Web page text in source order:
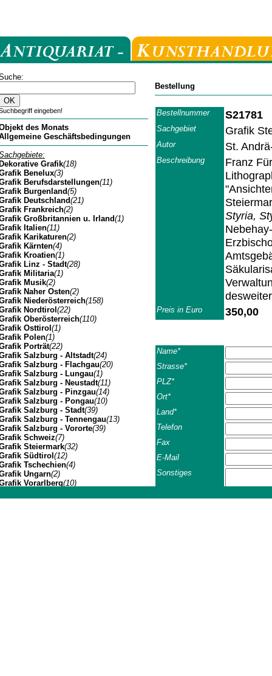
eingeben!
des Monats
Geschäftsbedingungen
Grafik(18)
Benelux(3)
Berufsdarstellungen(11)
Burgenland(5)
Deutschland(21)
Frankreich(2)
Großbritannien u. Irland(1)
Italien(11)
Karikaturen(2)
Kärnten(4)
Kroatien(1)
Linz - Stadt(28)
Militaria(1)
Musik(2)
Naher Osten(2)
Niederösterreich(158)
Nordtirol (22)
Oberösterreich(110)
Osttirol (1)
Polen(1)
Porträt(22)
Salzburg - Altstadt(24)
Salzburg - Flachgau(20)
Salzburg - Lungau(1)
Salzburg - Neustadt(11)
Salzburg - Pinzgau(14)
Salzburg - Pongau(10)
Salzburg - Stadt(39)
Salzburg - Tennengau(13)
Salzburg - Vororte(39)
Schweiz(7)
Steiermark(32)
Südtirol (12)
Tschechien(4)
Ungarn(2)
Vorarlberg(10)
Wien I(3)
Bestellung
Bestellnummer S21781
Sachgebiet Grafik
Autor St.
Beschreibung
Franz
Styria,
Preis in Euro 350,00
Name*
Strasse*
PLZ*
Ort*
Land*
Telefon
Fax
E-Mail
Sonstiges